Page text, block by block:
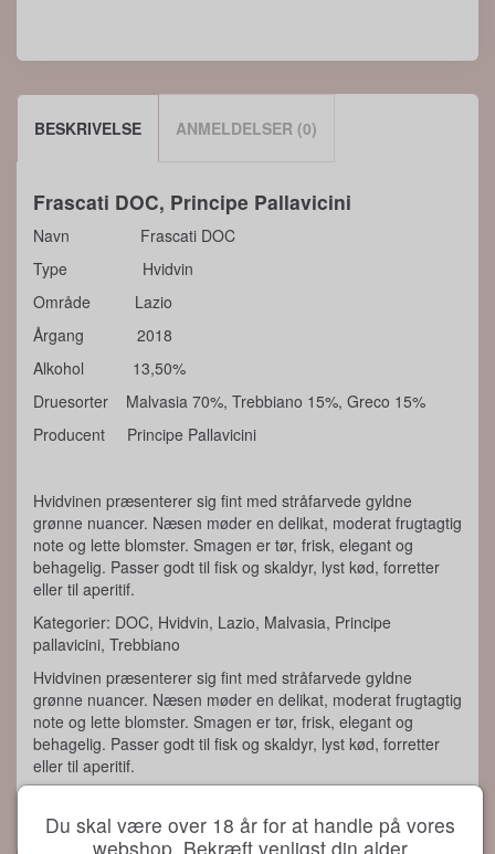
BESKRIVELSE ANMELDELSER (0)
Frascati DOC, Principe Pallavicini
Navn Frascati DOC
Type Hvidvin
Område Lazio
Årgang 2018
Alkohol 13,50%
Druesorter Malvasia 70%, Trebbiano 15%, Greco 15%
Producent Principe Pallavicini
Hvidvinen præsenterer sig fint med stråfarvede gyldne
grønne nuancer. Næsen møder en delikat, moderat frugtagtig
note og lette blomster. Smagen er tør, frisk, elegant og
behagelig. Passer godt til fisk og skaldyr, lyst kød, forretter
eller til aperitif.
Kategorier: DOC, Hvidvin, Lazio, Malvasia, Principe
pallavicini, Trebbiano
Hvidvinen præsenterer sig fint med stråfarvede gyldne
grønne nuancer. Næsen møder en delikat, moderat frugtagtig
note og lette blomster. Smagen er tør, frisk, elegant og
behagelig. Passer godt til fisk og skaldyr, lyst kød, forretter
eller til aperitif.
Du skal være over 18 år for at handle på vores
webshop. Bekræft venligst din alder